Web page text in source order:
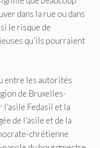
dans la rue ou dans
le risque de
qu’ils pourraient
entre les autorités
de Bruxelles-
Fedasil et la
de l’asile et de la
chrétienne